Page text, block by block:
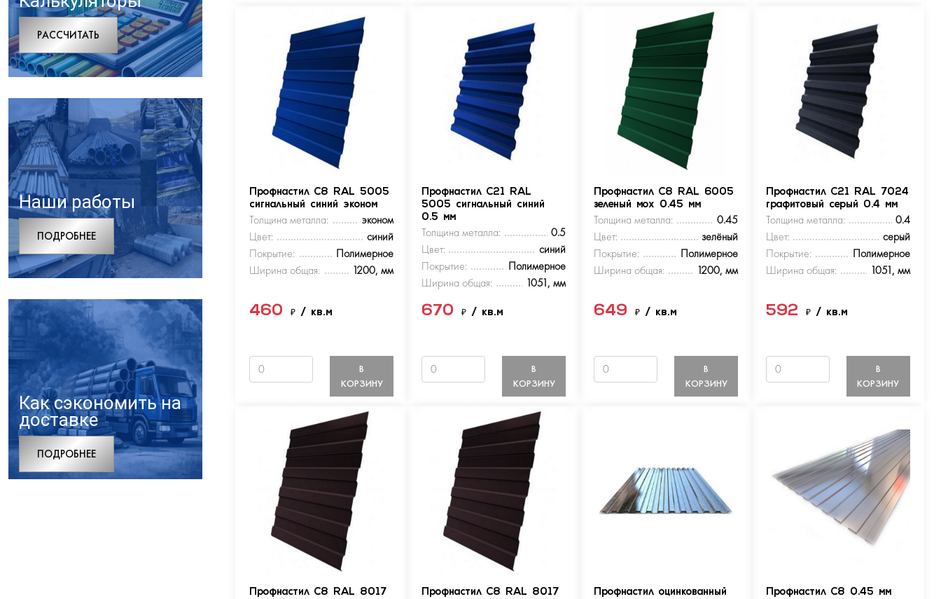
РАCСЧИТАТЬ
Наши работы
ПОДРОБНЕЕ
Как сэкономить на
доставке
ПОДРОБНЕЕ
Профнастил С8 RAL 5005
сигнальный синий эконом
Толщина металла:
эконом
Цвет:
синий
Покрытие:
Полимерное
Ширина общая:
1200, мм
460₽/ кв.м
В
КОРЗИНУ
Профнастил С21 RAL
5005 сигнальный синий
0.5 мм
Толщина металла:
0.5
Цвет:
синий
Покрытие:
Полимерное
Ширина общая:
1051, мм
670₽/ кв.м
В
КОРЗИНУ
Профнастил С8 RAL 6005
зеленый мох 0.45 мм
Толщина металла:
0.45
Цвет:
зелёный
Покрытие:
Полимерное
Ширина общая:
1200, мм
649₽/ кв.м
В
КОРЗИНУ
Профнастил С21 RAL 7024
графитовый серый 0.4 мм
Толщина металла:
0.4
Цвет:
серый
Покрытие:
Полимерное
Ширина общая:
1051, мм
592 ₽ / кв.м
В
КОРЗИНУ
Профнастил С8 RAL 8017
Профнастил С8 RAL 8017
Профнастил оцинкованный
Профнастил С8 0.45 мм